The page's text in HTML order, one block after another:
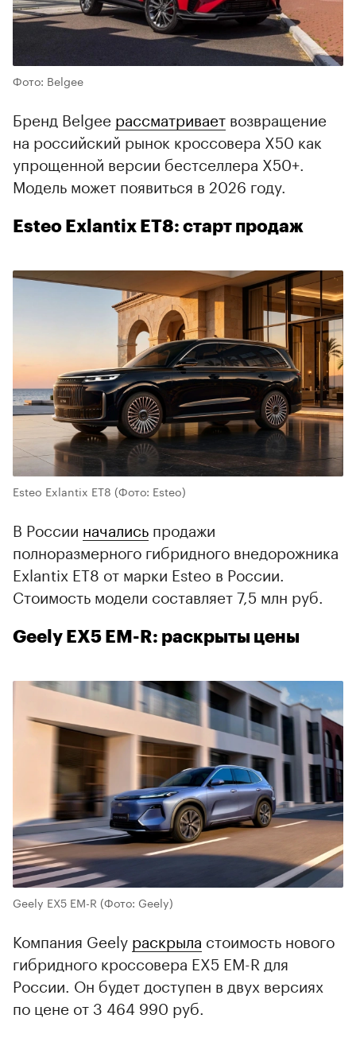
Фото: Belgee
Бренд Belgee рассматривает возвращение
на российский рынок кроссовера X50 как
упрощенной версии бестселлера X50+.
Модель может появиться в 2026 году.
Esteo Exlantix ET8: старт продаж
Esteo Exlantix ET8 (Фото: Esteo)
В России начались продажи
полноразмерного гибридного внедорожника
Exlantix ET8 от марки Esteo в России.
Стоимость модели составляет 7,5 млн руб.
Geely EX5 EM-R: раскрыты цены
Geely EX5 EM-R (Фото: Geely)
Компания Geely раскрыла стоимость нового
гибридного кроссовера EX5 EM-R для
России. Он будет доступен в двух версиях
по цене от 3 464 990 руб.